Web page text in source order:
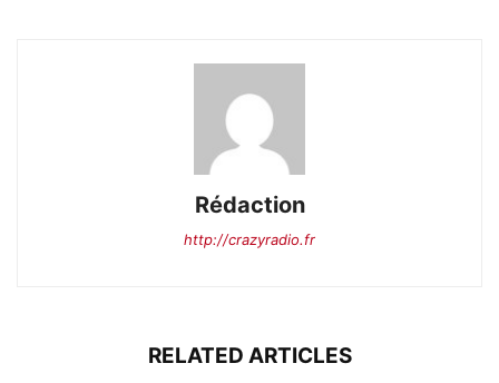
Rédaction
http://crazyradio.fr
RELATED ARTICLES